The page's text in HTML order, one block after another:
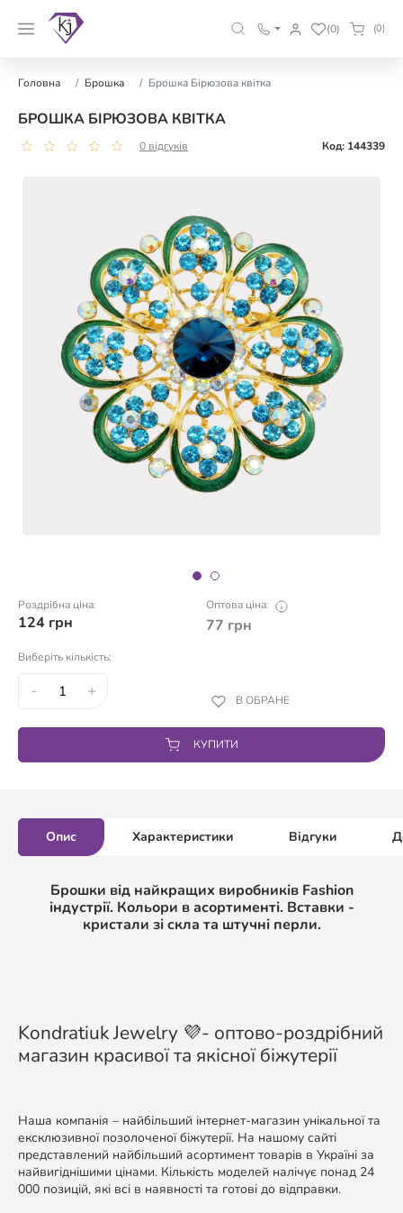
(0) (0)
Головна Брошка Брошка Бірюзова квітка
БРОШКА БІРЮЗОВА КВІТКА
0 відгуків Код: 144339
Роздрібна ціна:
124 грн
Оптова ціна:
77 грн
Виберіть кількість:
- + В ОБРАНЕ
КУПИТИ
Опис Характеристики Відгуки
Брошки від найкращих виробників Fashion
індустрії. Кольори в асортименті. Вставки -
кристали зі скла та штучні перли.
Kondratiuk Jewelry 💜- оптово-роздрібний
магазин красивої та якісної біжутерії
Наша компанія – найбільший інтернет-магазин унікальної та
ексклюзивної позолоченої біжутерії. На нашому сайті
представлений найбільший асортимент товарів в Україні за
найвигіднішими цінами. Кількість моделей налічує понад 24
000 позицій, які всі в наявності та готові до відправки.